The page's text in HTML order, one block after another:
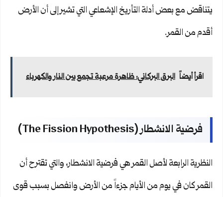
يتناقض مع بعض أدلة التأريخ الإشعاعي التي تشير إلى أن الأرض
أقدم من القمر.
اقرأ أيضاً البرق البركاني: ظاهرة مرعبة تجمع بين النار والكهرباء
فرضية الانشطار (The Fission Hypothesis)
النظرية الرابعة لأصل القمر هي فرضية الانشطار، والتي تقترح أن
القمر كان في يوم من الأيام جزءاً من الأرض وانفصل بسبب قوى